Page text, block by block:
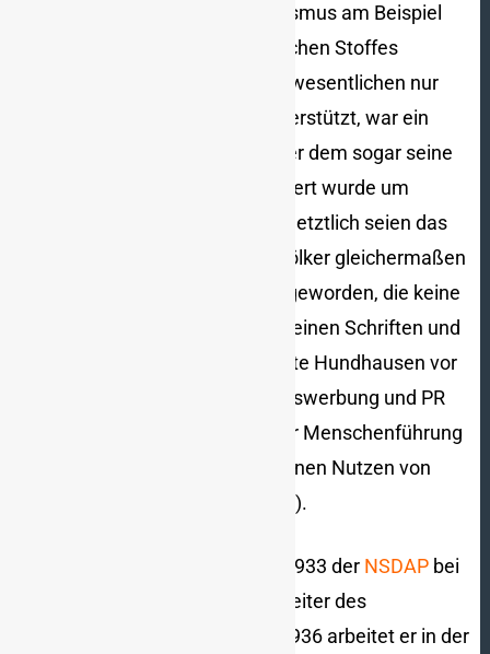
Mitmachens im Nationalsozialismus am Beispiel
des von ihm verfälschten biblischen Stoffes
abarbeitete: „Pharao“ Hitler, im wesentlichen nur
unterstützt, war ein
paranoider Alleinherrscher, unter dem sogar seine
engste Umgebung litt. Kollaboriert wurde um
Schlimmeres zu verhüten. Und letztlich seien das
eigene Volk wie auch fremde Völker gleichermaßen
Opfer dieser Gewaltherrschaft geworden, die keine
Spielräume gelassen habe. In seinen Schriften und
wissenschaftlichen Werk betonte Hundhausen vor
und nach 1945, dass Wirtschaftswerbung und PR
Instrumente unternehmerischer Menschenführung
seien, mit dem Ziel dem „gemeinen Nutzen von
Volk und Staat zu dienen“ (S. 85).
Albert Oeckl (1909–2001) trat 1933 der NSDAPbei
und wurde wenig später Mitarbeiter des
Propagandaministeriums. Ab 1936 arbeitet er in der